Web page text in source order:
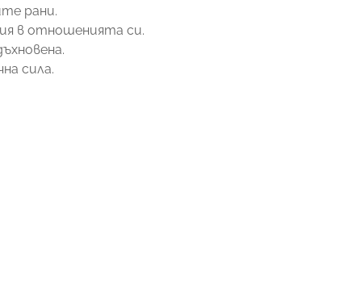
рани.
в отношенията си.
сила.